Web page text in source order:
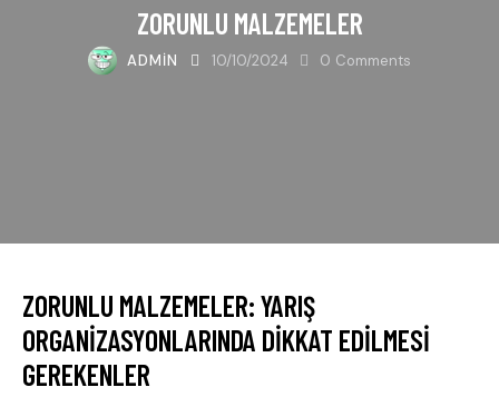
ZORUNLU MALZEMELER
ADMIN 10/10/2024 0 Comments
ZORUNLU MALZEMELER: YARIŞ
ORGANIZASYONLARINDA DIKKAT EDILMESI
GEREKENLER